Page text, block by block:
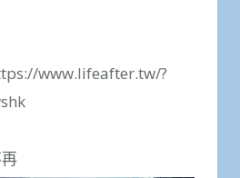
www.lifeafter.tw/?